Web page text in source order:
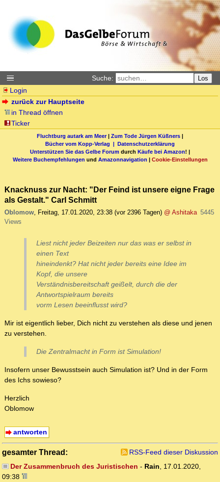
Suche: Los
Login
zurück zur Hauptseite
in Thread öffnen
Ticker
Fluchtburg autark am Meer| Zum Tode Jürgen Küßners |
Bücher vom Kopp-Verlag | Datenschutzerklärung
Unterstützen Sie das Gelbe Forum durch Käufe bei Amazon! |
Weitere Buchempfehlungen und Amazonnavigation | Cookie-Einstellungen
Knacknuss zur Nacht: "Der Feind ist unsere eigne Frage
als Gestalt." Carl Schmitt
Oblomow, Freitag, 17.01.2020, 23:38 (vor 2396 Tagen) @ Ashitaka 5445
Views
Liest nicht jeder Beizeiten nur das was er selbst in
einen Text
hineindenkt? Hat nicht jeder bereits eine Idee im
Kopf, die unsere
Verständnisbereitschaft geißelt, durch die der
Antwortspielraum bereits
vorm Lesen beeinflusst wird?
Mir ist eigentlich lieber, Dich nicht zu verstehen als diese und jenen
zu verstehen.
Die Zentralmacht in Form ist Simulation!
Insofern unser Bewusstsein auch Simulation ist? Und in der Form
des Ichs sowieso?
Herzlich
Oblomow
antworten
gesamter Thread:
RSS-Feed dieser Diskussion
Der Zusammenbruch des Juristischen - Rain, 17.01.2020,
09:38